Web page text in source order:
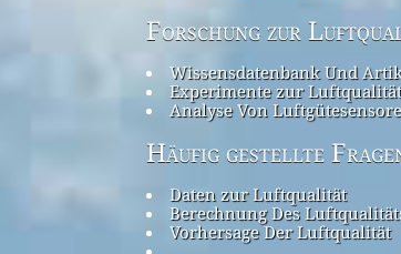
Forschung zur
Wissensdatenbank Und
Experimente zur Luftqualität
Analyse Von
Häufig gestellte
Daten zur Luftqualität
Berechnung Des
Vorhersage Der Luftqualität